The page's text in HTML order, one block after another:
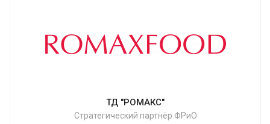
ТД "РОМАКС"
Стратегический партнёр ФРиО